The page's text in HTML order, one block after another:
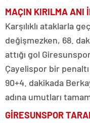
MAÇIN KIRILMA ANI
Karşılıklı ataklarla
değişmezken, 68.
attığı gol
Çayelispor bir
90+4. dakikada
adına umutları
GİRESUNSPOR